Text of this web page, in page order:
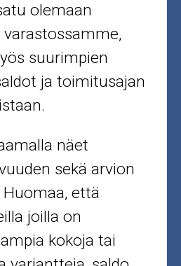
olemaan
suurimpien
ja toimitusajan
näet
sekä arvion
että
joilla on
kokoja tai